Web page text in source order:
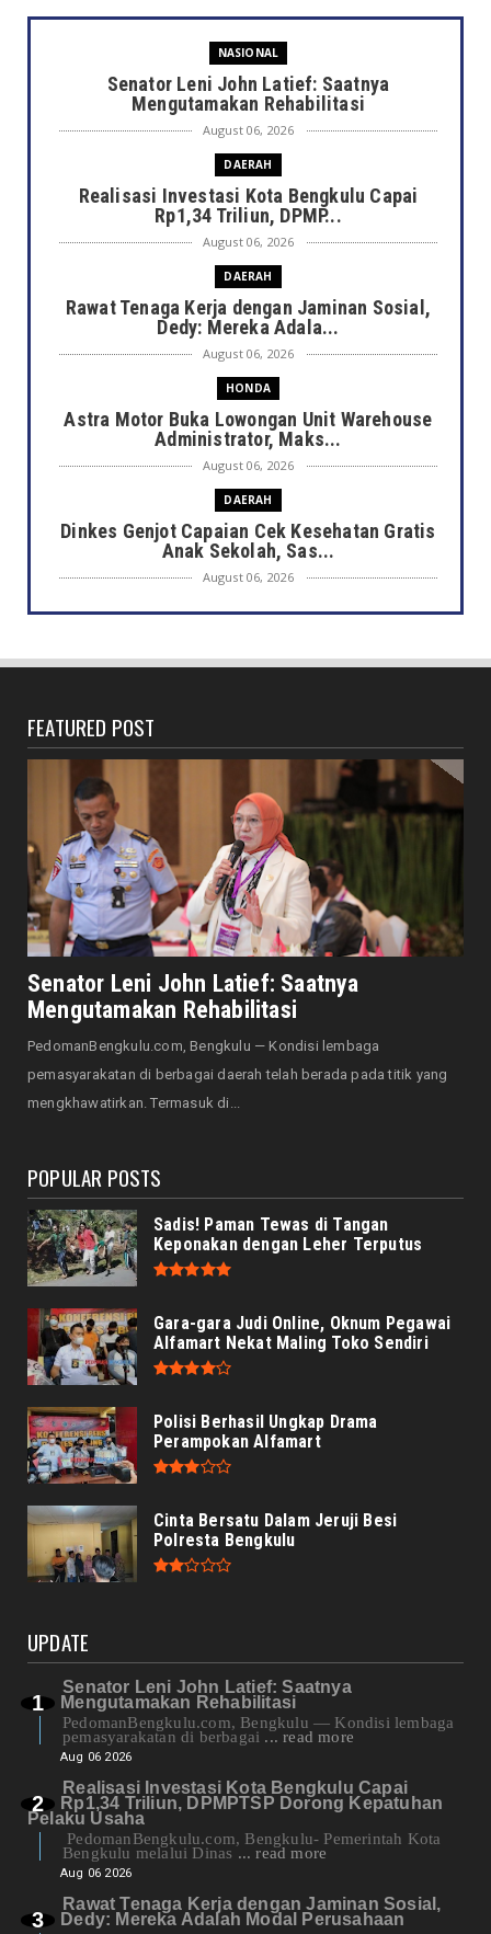
NASIONAL
Senator Leni John Latief: Saatnya
Mengutamakan Rehabilitasi
August 06, 2026
DAERAH
Realisasi Investasi Kota Bengkulu Capai
Rp1,34 Triliun, DPMP...
August 06, 2026
DAERAH
Rawat Tenaga Kerja dengan Jaminan Sosial,
Dedy: Mereka Adala...
August 06, 2026
HONDA
Astra Motor Buka Lowongan Unit Warehouse
Administrator, Maks...
August 06, 2026
DAERAH
Dinkes Genjot Capaian Cek Kesehatan Gratis
Anak Sekolah, Sas...
August 06, 2026
DAERAH
Dedy Tinjau Cek Keseh...
Lebih Pasti dengan Kampas Rem Asli Honda,
Pengereman Maksima...
August 06, 2026
HOTEL MERCURE
Mercure Bengkulu Hadirkan Staycation
Ramah Keluarga, Tamu Da...
August 05, 2026
EKONOMI
Hotel Santika Bengkulu Hadirkan Promo HUT
ke-81 RI, Kamar Mu...
NASIONAL
Menjadi Tuan Rumah Sidang Tahunan MPR RI
dan Sidang Bersama...
FEATURED POST
Senator Leni John Latief: Saatnya
Mengutamakan Rehabilitasi
PedomanBengkulu.com, Bengkulu — Kondisi lembaga
pemasyarakatan di berbagai daerah telah berada pada titik yang
mengkhawatirkan. Termasuk di...
POPULAR POSTS
Sadis! Paman Tewas di Tangan
Keponakan dengan Leher Terputus
Gara-gara Judi Online, Oknum Pegawai
Alfamart Nekat Maling Toko Sendiri
Polisi Berhasil Ungkap Drama
Perampokan Alfamart
Cinta Bersatu Dalam Jeruji Besi
Polresta Bengkulu
UPDATE
Senator Leni John Latief: Saatnya
Mengutamakan Rehabilitasi
PedomanBengkulu.com, Bengkulu — Kondisi lembaga
pemasyarakatan di berbagai ... read more
Aug 06 2026
Realisasi Investasi Kota Bengkulu Capai
Rp1,34 Triliun, DPMPTSP Dorong Kepatuhan
Pelaku Usaha
PedomanBengkulu.com, Bengkulu- Pemerintah Kota
Bengkulu melalui Dinas ... read more
Aug 06 2026
Rawat Tenaga Kerja dengan Jaminan Sosial,
Dedy: Mereka Adalah Modal Perusahaan